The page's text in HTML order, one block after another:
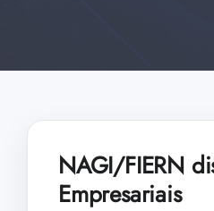
NAGI/FIERN
Empresariais